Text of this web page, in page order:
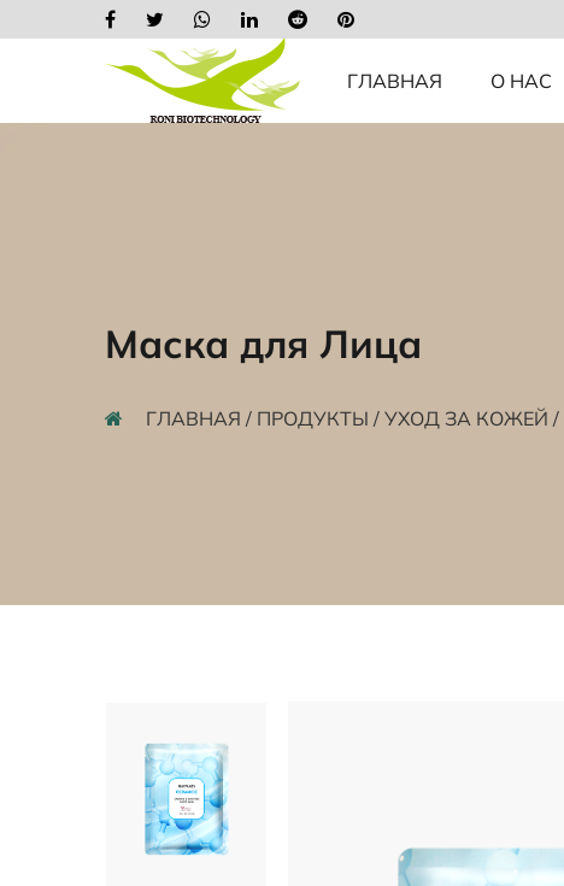
ГЛАВНАЯ О НАС
Маска для Лица
ГЛАВНАЯ / ПРОДУКТЫ / УХОД ЗА КОЖЕЙ /